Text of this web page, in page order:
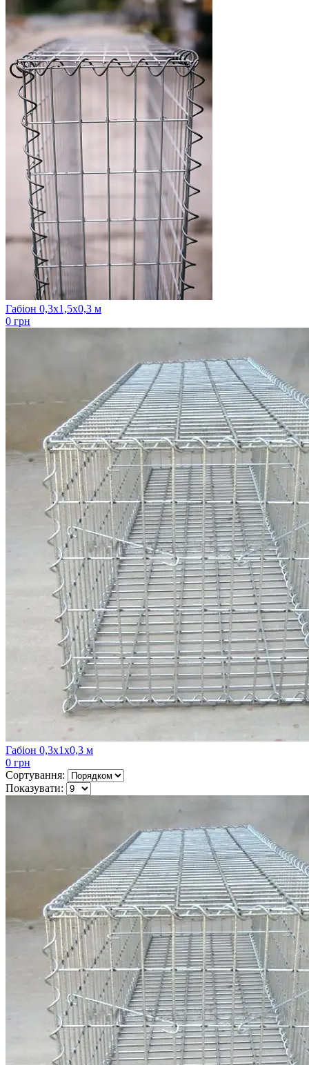
Габіон 0,3х1,5х0,3 м
0 грн
Габіон 0,3х1х0,3 м
0 грн
Сортування:
Показувати: